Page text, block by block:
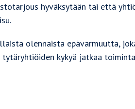
hyväksytään tai että
olennaista epävarmuutta,
kykyä jatkaa